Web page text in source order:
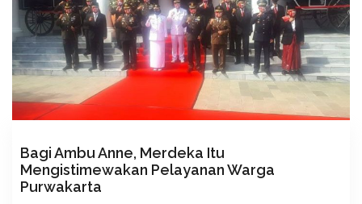
Bagi Ambu Anne, Merdeka Itu
Mengistimewakan Pelayanan Warga
Purwakarta